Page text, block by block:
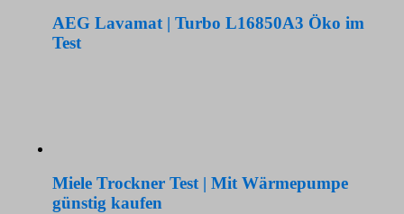
AEG Lavamat | Turbo L16850A3 Öko im
Test
Miele Trockner Test | Mit Wärmepumpe
günstig kaufen